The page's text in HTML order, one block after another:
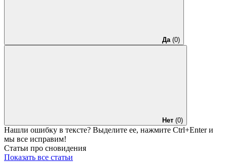
Да (0)
Нет (0)
Нашли ошибку в тексте? Выделите ее, нажмите Ctrl+Enterи
мы все исправим!
Статьи про сновидения
Показать все статьи